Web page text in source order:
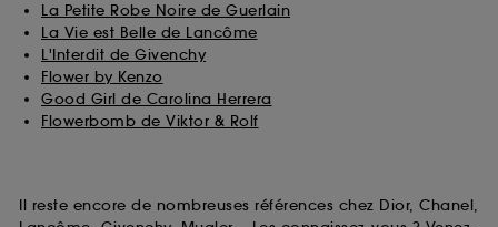
La Petite Robe Noire de Guerlain
La Vie est Belle de Lancôme
L'Interdit de Givenchy
Flower by Kenzo
Good Girl de Carolina Herrera
Flowerbomb de Viktor & Rolf
Il reste encore de nombreuses références chez Dior, Chanel,